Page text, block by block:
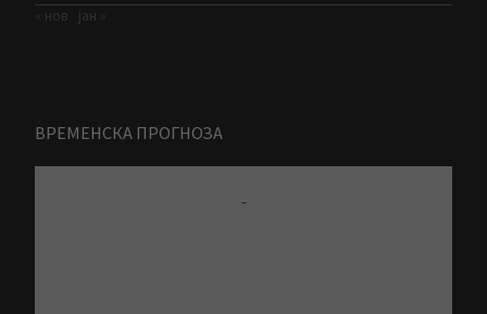
« нов
јан »
ВРЕМЕНСКА ПРОГНОЗА
-